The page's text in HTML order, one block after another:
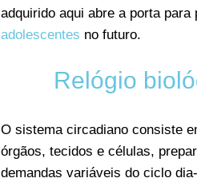
adquirido aqui abre a porta
adolescentes no futuro.
Relógio
O sistema circadiano consiste
órgãos, tecidos e células,
demandas variáveis do ciclo